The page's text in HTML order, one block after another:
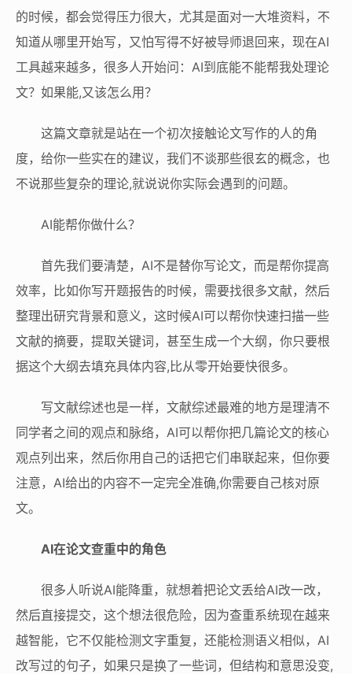
的时候，都会觉得压力很大，尤其是面对一大堆资料，不
知道从哪里开始写，又怕写得不好被导师退回来，现在AI
工具越来越多，很多人开始问：AI到底能不能帮我处理论
文？如果能,又该怎么用？
这篇文章就是站在一个初次接触论文写作的人的角
度，给你一些实在的建议，我们不谈那些很玄的概念，也
不说那些复杂的理论,就说说你实际会遇到的问题。
AI能帮你做什么？
首先我们要清楚，AI不是替你写论文，而是帮你提高
效率，比如你写开题报告的时候，需要找很多文献，然后
整理出研究背景和意义，这时候AI可以帮你快速扫描一些
文献的摘要，提取关键词，甚至生成一个大纲，你只要根
据这个大纲去填充具体内容,比从零开始要快很多。
写文献综述也是一样，文献综述最难的地方是理清不
同学者之间的观点和脉络，AI可以帮你把几篇论文的核心
观点列出来，然后你用自己的话把它们串联起来，但你要
注意，AI给出的内容不一定完全准确,你需要自己核对原
文。
AI在论文查重中的角色
很多人听说AI能降重，就想着把论文丢给AI改一改，
然后直接提交，这个想法很危险，因为查重系统现在越来
越智能，它不仅能检测文字重复，还能检测语义相似，AI
改写过的句子，如果只是换了一些词，但结构和意思没变,